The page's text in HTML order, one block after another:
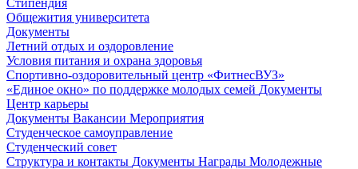
Общежития университета
Документы
Летний отдых и оздоровление
Условия питания и охрана здоровья
Спортивно-оздоровительный центр «ФитнесВУЗ»
«Единое окно» по поддержке молодых семей Документы
Центр карьеры
Документы Вакансии Мероприятия
Студенческое самоуправление
Студенческий совет
Структура и контакты Документы Награды Молодежные